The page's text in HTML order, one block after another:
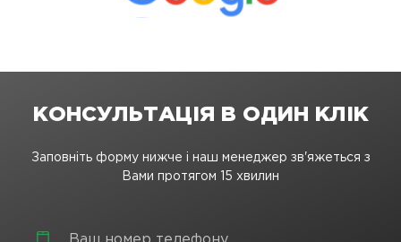
КОНСУЛЬТАЦІЯ В ОДИН КЛІК
Заповніть форму нижче і наш менеджер зв'яжеться з
Вами протягом 15 хвилин